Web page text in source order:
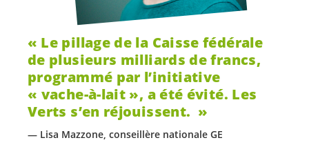
Le pillage de la Caisse fédérale
de plusieurs milliards de francs,
programmé par l’initiative
« vache-à-lait », a été évité. Les
Verts s’en réjouissent.
Lisa Mazzone, conseillère nationale GE